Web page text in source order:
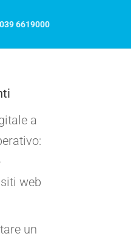
6619000
a
web
un